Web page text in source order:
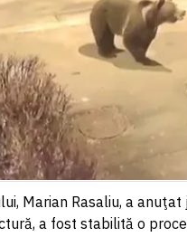
Marian Rasaliu, a
a fost stabilită o